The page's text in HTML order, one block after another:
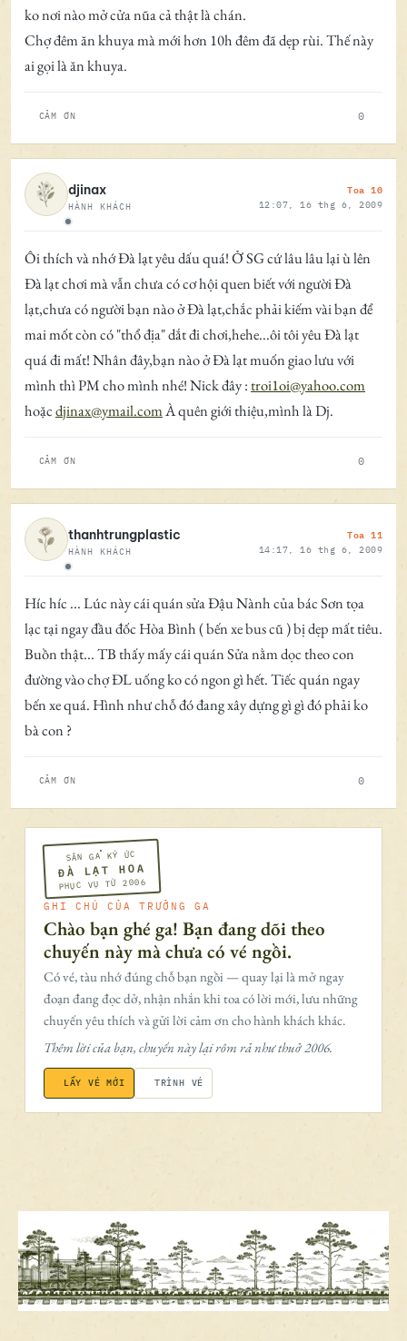
ko nơi nào mở cửa nũa cả thật là chán.
Chợ đêm ăn khuya mà mới hơn 10h đêm đã dẹp rùi. Thế này
ai gọi là ăn khuya.
CẢM ƠN 0
Ngoại tuyến
djinax
HÀNH KHÁCH
Toa 10
12:07, 16 thg 6, 2009
Ôi thích và nhớ Đà lạt yêu dấu quá! Ở SG cứ lâu lâu lại ù lên
Đà lạt chơi mà vẫn chưa có cơ hội quen biết với người Đà
lạt,chưa có người bạn nào ở Đà lạt,chắc phải kiếm vài bạn để
mai mốt còn có "thổ địa" dắt đi chơi,hehe...ôi tôi yêu Đà lạt
quá đi mất! Nhân đây,bạn nào ở Đà lạt muốn giao lưu với
mình thì PM cho mình nhé! Nick đây :troi1oi@yahoo.com
hoặcdjinax@ymail.comÀ quên giới thiệu,mình là Dj.
CẢM ƠN 0
Ngoại tuyến
thanhtrungplastic
HÀNH KHÁCH
Toa 11
14:17, 16 thg 6, 2009
Híc híc ... Lúc này cái quán sửa Đậu Nành của bác Sơn tọa
lạc tại ngay đầu đốc Hòa Bình ( bến xe bus cũ ) bị dẹp mất tiêu.
Buồn thật... TB thấy mấy cái quán Sửa nằm dọc theo con
đường vào chợ ĐL uống ko có ngon gì hết. Tiếc quán ngay
bến xe quá. Hình như chỗ đó đang xây dựng gì gì đó phải ko
bà con ?
CẢM ƠN 0
SÂN GA KÝ ỨC
ĐÀ LẠT HOA
PHỤC VỤ TỪ 2006
GHI CHÚ CỦA TRƯỞNG GA
Chào bạn ghé ga! Bạn đang dõi theo
chuyến này mà chưa có vé ngồi.
Có vé, tàu nhớ đúng chỗ bạn ngồi — quay lại là mở ngay
đoạn đang đọc dở, nhận nhắn khi toa có lời mới, lưu những
chuyến yêu thích và gửi lời cảm ơn cho hành khách khác.
Thêm lời của bạn, chuyến này lại rôm rả như thuở 2006.
LẤY VÉ MỚI TRÌNH VÉ